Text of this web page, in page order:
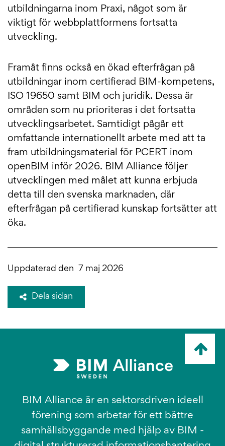
utbildningarna inom Praxi, något som är
viktigt för webbplattformens fortsatta
utveckling.
Framåt finns också en ökad efterfrågan på
utbildningar inom certifierad BIM-kompetens,
ISO 19650 samt BIM och juridik. Dessa är
områden som nu prioriteras i det fortsatta
utvecklingsarbetet. Samtidigt pågår ett
omfattande internationellt arbete med att ta
fram utbildningsmaterial för PCERT inom
openBIM inför 2026. BIM Alliance följer
utvecklingen med målet att kunna erbjuda
detta till den svenska marknaden, där
efterfrågan på certifierad kunskap fortsätter att
öka.
Uppdaterad den 7 maj 2026
Dela sidan
mig
BIM Alliance är en sektorsdriven ideell
förening som arbetar för ett bättre
samhällsbyggande med hjälp av BIM -